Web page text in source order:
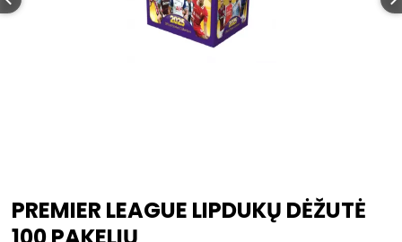
PREMIER LEAGUE LIPDUKŲ DĖŽUTĖ